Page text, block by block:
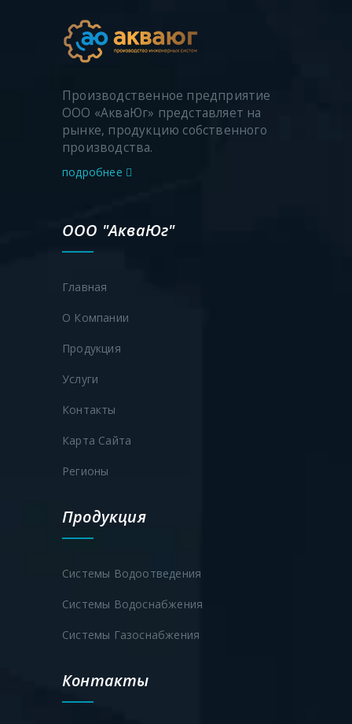
Производственное предприятие
ООО «АкваЮг» представляет на
рынке, продукцию собственного
производства.
подробнее
ООО "АкваЮг"
Главная
О Компании
Продукция
Услуги
Контакты
Карта Сайта
Регионы
Продукция
Системы Водоотведения
Системы Водоснабжения
Системы Газоснабжения
Контакты